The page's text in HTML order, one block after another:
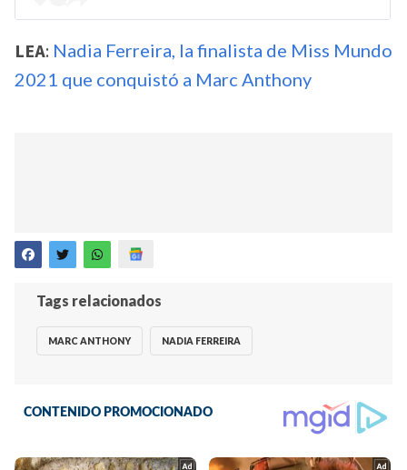
LEA: Nadia Ferreira, la finalista de Miss Mundo
2021 que conquistó a Marc Anthony
Tags relacionados
MARC ANTHONY NADIA FERREIRA